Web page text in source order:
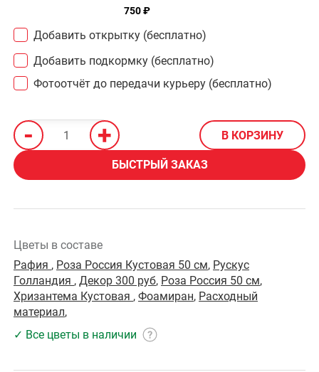
750 ₽
Добавить открытку (бесплатно)
Добавить подкормку (бесплатно)
Фотоотчёт до передачи курьеру (бесплатно)
- + В КОРЗИНУ
БЫСТРЫЙ ЗАКАЗ
Цветы в составе
Рафия , Роза Россия Кустовая 50 см, Рускус
Голландия , Декор 300 руб, Роза Россия 50 см,
Хризантема Кустовая , Фоамиран, Расходный
материал,
✓ Все цветы в наличии